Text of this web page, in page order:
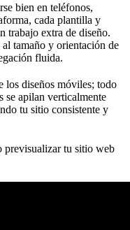
bien en teléfonos,
cada plantilla y
trabajo extra de diseño.
tamaño y orientación de
fluida.
los diseños móviles; todo
se apilan verticalmente
tu sitio consistente y
previsualizar tu sitio web